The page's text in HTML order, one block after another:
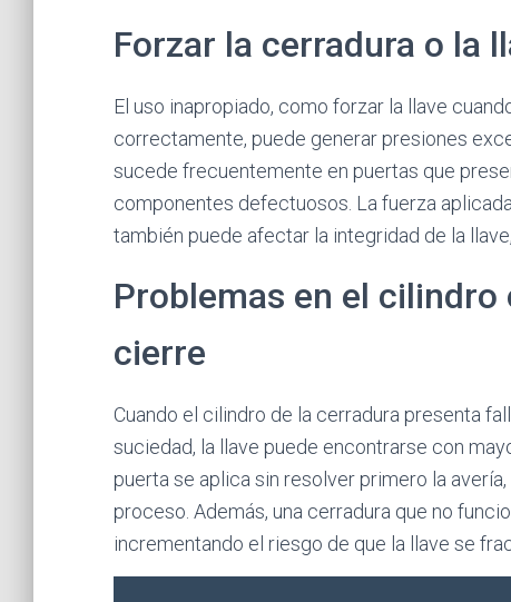
Forzar la cerradura o la
El uso inapropiado, como forzar la llave
correctamente, puede generar presiones
sucede frecuentemente en puertas que
componentes defectuosos. La fuerza
también puede afectar la integridad de la
Problemas en el
cierre
Cuando el cilindro de la cerradura presenta
suciedad, la llave puede encontrarse con
puerta se aplica sin resolver primero la
proceso. Además, una cerradura que no
incrementando el riesgo de que la llave se